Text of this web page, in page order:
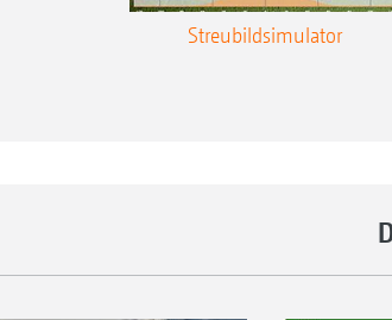
Streubildsimulator